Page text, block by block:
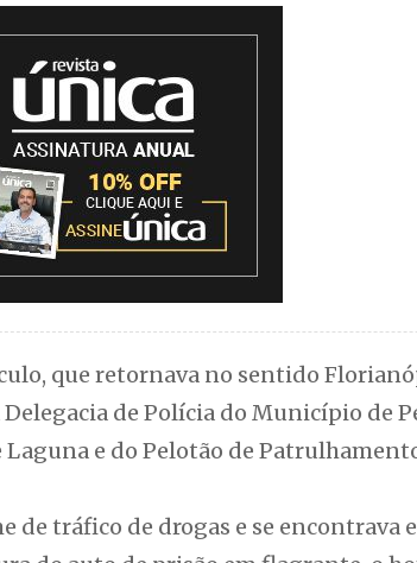
que retornava no sentido
de Polícia do Município de
e do Pelotão de
de tráfico de drogas e se encontrava